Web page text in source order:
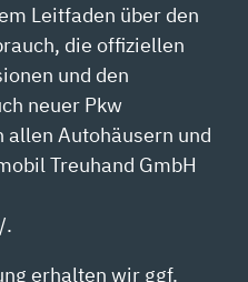
Leitfaden über den
die offiziellen
und den
neuer Pkw
Autohäusern und
Treuhand GmbH
.
erhalten wir ggf.